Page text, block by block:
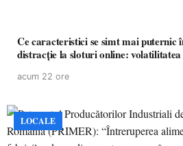
Ce caracteristici se simt mai puternic
distracție la sloturi online: volatilitatea
acum 22 ore
LOCALE